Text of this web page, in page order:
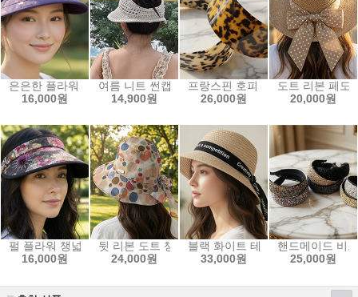
은은한 플라워 자수 챙넓은 썬캡 중년 썬캡
16,000원
여름 니트 썬캡 모자 산책 여행
14,900원
프랑스핀 호피 넓은 와이드 머리
26,000원
도트 리본 페도
20,000원
펄 플라워 챙넓은 썬캡 중년 썬캡
16,000원
뒷 리본 도트 챙 넓은 모자 산책 중년모자
24,000원
블랙 화이트 테이프 라인 천연 라
33,000원
핸드메이드 비
25,000원